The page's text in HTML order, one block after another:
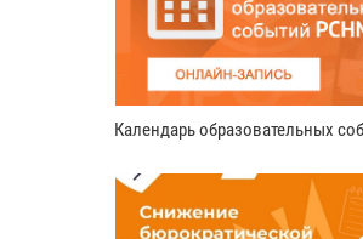
Календарь образовательных